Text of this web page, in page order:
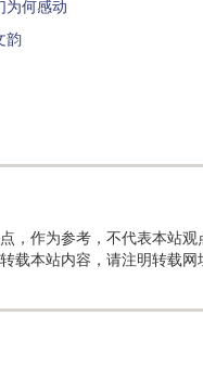
为何感动
韵
，作为参考，不代表本站
载本站内容，请注明转载网